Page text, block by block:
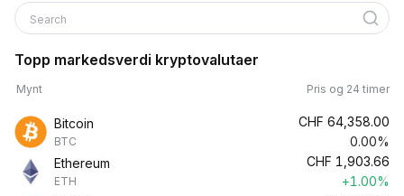
Search
Topp markedsverdi kryptovalutaer
Mynt Pris og 24 timer
Bitcoin
BTC
CHF 64,358.00
0.00%
Ethereum
ETH
CHF 1,903.66
+1.00%